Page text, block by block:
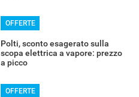
OFFERTE
Polti, sconto esagerato sulla
scopa elettrica a vapore: prezzo
a picco
OFFERTE